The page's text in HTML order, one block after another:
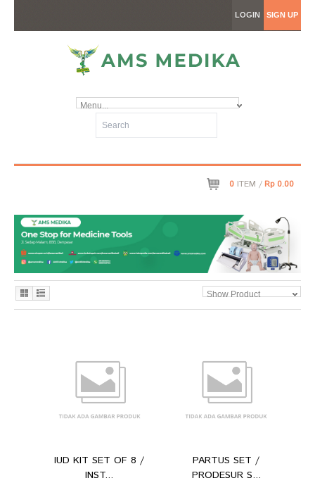
LOGIN SIGN UP
Menu...
0 ITEM /Rp 0.00
Show Product
IUD KIT SET OF 8 /
INST...
PARTUS SET /
PRODESUR S...